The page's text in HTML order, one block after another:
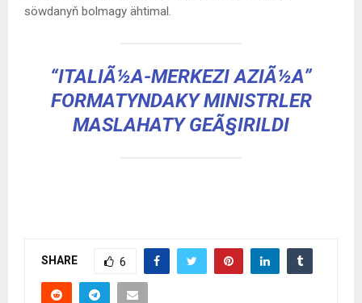
söwdanyň bolmagy ähtimal.
“ITALIÃ½A-MERKEZI AZIÃ½A”
FORMATYNDAKY MINISTRLER
MASLAHATY GEÃ§IRILDI
SHARE 6